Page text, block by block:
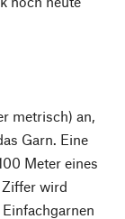
metrisch) an,
Garn. Eine
Meter eines
Ziffer wird